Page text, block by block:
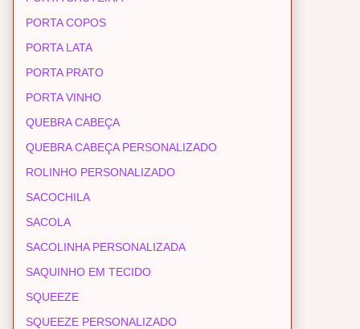
PORTA COPOS
PORTA LATA
PORTA PRATO
PORTA VINHO
QUEBRA CABEÇA
QUEBRA CABEÇA PERSONALIZADO
ROLINHO PERSONALIZADO
SACOCHILA
SACOLA
SACOLINHA PERSONALIZADA
SAQUINHO EM TECIDO
SQUEEZE
SQUEEZE PERSONALIZADO